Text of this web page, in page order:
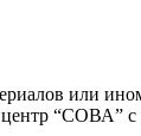
или
“СОВА” с